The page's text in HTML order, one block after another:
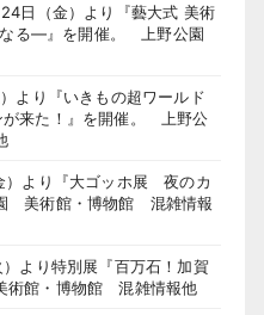
日（金）より『藝大式 美術
なる―』を開催。 上野公園
より『いきもの超ワールド
来た！』を開催。 上野公
）より『大ゴッホ展 夜のカ
美術館・博物館 混雑情報
より特別展『百万石！加賀
館・博物館 混雑情報他